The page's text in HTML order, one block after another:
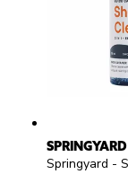
SPRINGYARD